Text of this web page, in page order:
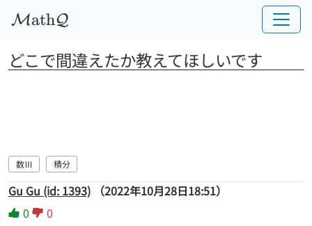
MathQ
どこで間違えたか教えてほしいです
数Ⅲ 積分
Gu Gu (id: 1393)
（2022年10月28日18:51）
0
0